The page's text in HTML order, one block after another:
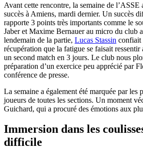
Avant cette rencontre, la semaine de l’ASSE
succès à Amiens, mardi dernier. Un succès
rapporte 3 points très importants comme le
Jaber et Maxime Bernauer au micro du club
lendemain de la partie, Lucas Stassin confiait
récupération que la fatigue se faisait ressentir
un second match en 3 jours. Le club nous
préparation d’un exercice peu apprécié par
conférence de presse.
La semaine a également été marquée par les
joueurs de toutes les sections. Un moment
Guichard, qui a procuré des émotions aux
Immersion dans les
difficile